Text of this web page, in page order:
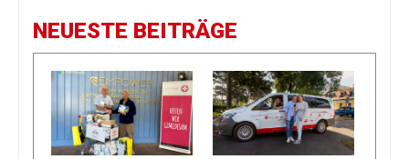
NEUESTE BEITRÄGE